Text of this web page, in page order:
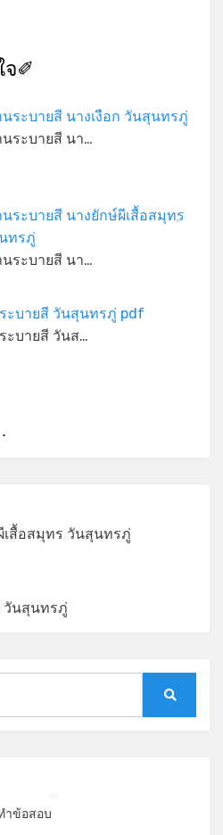
จ✐
นระบายสี นางเงือก วันสุนทรภู่
นระบายสี นา…
นระบายสี นางยักษ์ผีเสื้อสมุทร
ทรภู่
นระบายสี นา…
ะบายสี วันสุนทรภู่ pdf
ะบายสี วันส…
เสื้อสมุทร วันสุนทรภู่
วันสุนทรภู่
ำข้อสอบ
*